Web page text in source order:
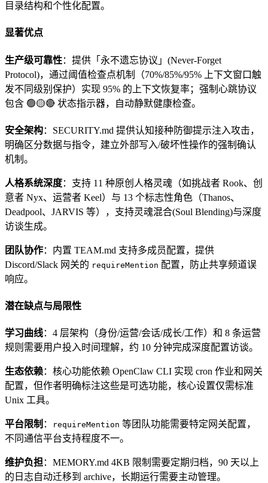
目录结构和个性化配置。
显著优点
生产级可靠性：提供「永不遗忘协议」(Never-Forget
Protocol)，通过阈值检查点机制（70%/85%/95% 上下文窗口触
发不同级别保护）实现 95% 的上下文恢复率；强制心跳协议
包含 🟢🟡🔴 状态指示器，自动静默健康检查。
安全架构：SECURITY.md 提供认知接种防御提示注入攻击，
明确区分数据与指令，建立外部写入/破坏性操作的强制确认
机制。
人格系统深度：支持 11 种原创人格灵魂（如挑战者 Rook、创
意者 Nyx、运营者 Keel）与 13 个标志性角色（Thanos、
Deadpool、JARVIS 等），支持灵魂混合(Soul Blending)与深度
访谈生成。
团队协作：内置 TEAM.md 支持多成员配置，提供
Discord/Slack 网关的 requireMention 配置，防止共享频道误
响应。
潜在缺点与局限性
学习曲线：4 层架构（身份/运营/会话/成长/工作）和 8 条运营
规则需要用户投入时间理解，约 10 分钟完成深度配置访谈。
生态依赖：核心功能依赖 OpenClaw CLI 实现 cron 作业和网关
配置，但作者明确标注这些是可选功能，核心设置仅需标准
Unix 工具。
平台限制 ： requireMention 等团队功能需要特定网关配置，
不同通信平台支持程度不一。
维护负担 ：MEMORY.md 4KB 限制需要定期归档，90 天以上
的日志自动迁移到 archive，长期运行需要主动管理。